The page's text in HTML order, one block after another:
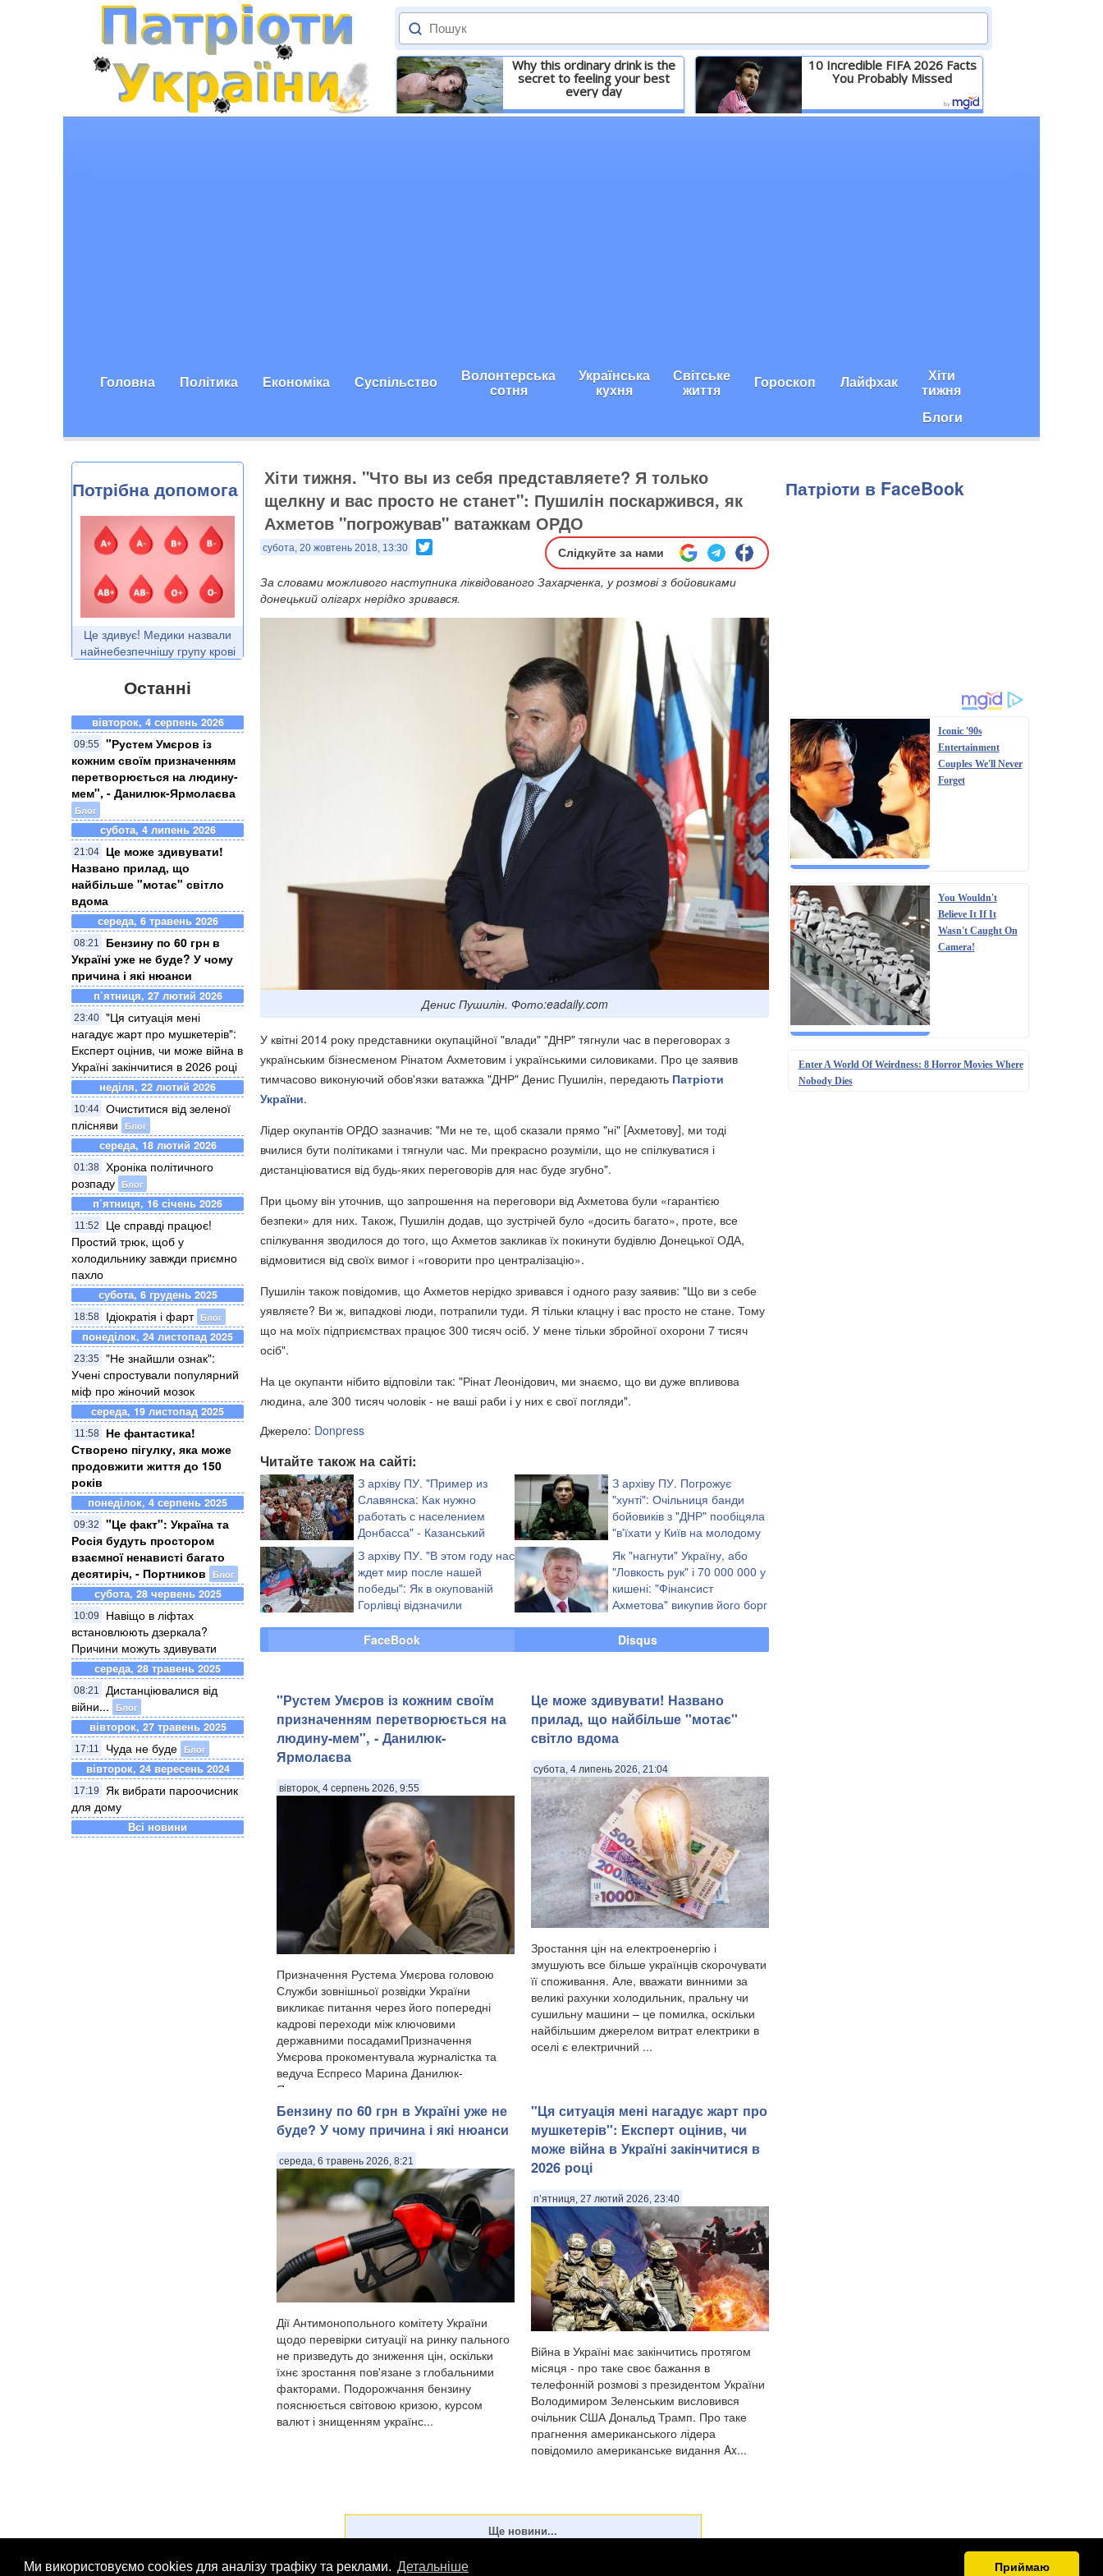
Ми використовуємо cookies для аналізу трафіку та реклами. Детальніше Приймаю
Why this ordinary drink is the
secret to feeling your best
every day
Детальніше
10 Incredible FIFA 2026 Facts
You Probably Missed
Детальніше
Головна Політика Економіка Суспільство Волонтерська
сотня
Українська
кухня
Світське
життя Гороскоп Лайфхак Хіти
тижня
Блоги
Потрібна допомога
Це здивує! Медики назвали
найнебезпечнішу групу крові
Останні
вівторок, 4 серпень 2026
09:55
"Рустем Умєров із
кожним своїм призначенням
перетворюється на людину-
мем", - Данилюк-Ярмолаєва
Блог
субота, 4 липень 2026
21:04
Це може здивувати!
Названо прилад, що
найбільше "мотає" світло
вдома
середа, 6 травень 2026
08:21
Бензину по 60 грн в
Україні уже не буде? У чому
причина і які нюанси
п’ятниця, 27 лютий 2026
23:40 "Ця ситуація мені
нагадує жарт про мушкетерів":
Експерт оцінив, чи може війна в
Україні закінчитися в 2026 році
неділя, 22 лютий 2026
10:44 Очиститися від зеленої
плісняви
Блог
середа, 18 лютий 2026
01:38 Хроніка політичного
розпаду Блог
п’ятниця, 16 січень 2026
11:52
Це справді працює!
Простий трюк, щоб у
холодильнику завжди приємно
пахло
субота, 6 грудень 2025
18:58 Ідіократія і фарт Блог
понеділок, 24 листопад 2025
23:35
"Не знайшли ознак":
Учені спростували популярний
міф про жіночий мозок
середа, 19 листопад 2025
11:58
Не фантастика!
Створено пігулку, яка може
продовжити життя до 150
років
понеділок, 4 серпень 2025
09:32
"Це факт": Україна та
Росія будуть простором
взаємної ненависті багато
десятиріч, - Портников
Блог
субота, 28 червень 2025
10:09
Навіщо в ліфтах
встановлюють дзеркала?
Причини можуть здивувати
середа, 28 травень 2025
08:21
Дистанціювалися від
війни...
Блог
вівторок, 27 травень 2025
17:11 Чуда не буде Блог
вівторок, 24 вересень 2024
17:19
Як вибрати пароочисник
для дому
Всі новини
Хіти тижня. "Что вы из себя представляете? Я только
щелкну и вас просто не станет": Пушилін поскаржився, як
Ахметов "погрожував" ватажкам ОРДО
субота, 20 жовтень 2018, 13:30 Слідкуйте за нами
За словами можливого наступника ліквідованого Захарченка, у розмові з бойовиками
донецький олігарх нерідко зривався.
Денис Пушилін. Фото:eadaily.com
У квітні 2014 року представники окупаційної "влади" "ДНР" тягнули час в переговорах з
українським бізнесменом Рінатом Ахметовим і українськими силовиками. Про це заявив
тимчасово виконуючий обов'язки ватажка "ДНР" Денис Пушилін, передають Патріоти
України.
Лідер окупантів ОРДО зазначив: "Ми не те, щоб сказали прямо "ні" [Ахметову], ми тоді
вчилися бути політиками і тягнули час. Ми прекрасно розуміли, що не спілкуватися і
дистанціюватися від будь-яких переговорів для нас буде згубно".
При цьому він уточнив, що запрошення на переговори від Ахметова були «гарантією
безпеки» для них. Також, Пушилін додав, що зустрічей було «досить багато», проте, все
спілкування зводилося до того, що Ахметов закликав їх покинути будівлю Донецької ОДА,
відмовитися від своїх вимог і «говорити про централізацію».
Пушилін також повідомив, що Ахметов нерідко зривався і одного разу заявив: "Що ви з себе
уявляєте? Ви ж, випадкові люди, потрапили туди. Я тільки клацну і вас просто не стане. Тому
що на моїх підприємствах працює 300 тисяч осіб. У мене тільки збройної охорони 7 тисяч
осіб".
На це окупанти нібито відповіли так: "Рінат Леонідович, ми знаємо, що ви дуже впливова
людина, але 300 тисяч чоловік - не ваші раби і у них є свої погляди".
Джерело: Donpress
Читайте також на сайті:
З архіву ПУ. "Пример из
Славянска: Как нужно
работать с населением
Донбасса" - Казанський
(відео)
З архіву ПУ. Погрожує
"хунті": Очільниця банди
бойовиків з "ДНР" пообіцяла
"в'їхати у Київ на молодому
жеребці"
З архіву ПУ. "В этом году нас
ждет мир после нашей
победы": Як в окупованій
Горлівці відзначили
Як "нагнути" Україну, або
"Ловкость рук" і 70 000 000 у
кишені: "Фінансист
Ахметова" викупив його борг
FaceBook
Disqus
"Рустем Умєров із кожним своїм
призначенням перетворюється на
людину-мем", - Данилюк-
Ярмолаєва
вівторок, 4 серпень 2026, 9:55
Призначення Рустема Умєрова головою
Служби зовнішньої розвідки України
викликає питання через його попередні
кадрові переходи між ключовими
державними посадамиПризначення
Умєрова прокоментувала журналістка та
ведуча Еспресо Марина Данилюк-
Ярмолаєва у п...
Це може здивувати! Названо
прилад, що найбільше "мотає"
світло вдома
субота, 4 липень 2026, 21:04
Зростання цін на електроенергію і
змушують все більше українців скорочувати
її споживання. Але, вважати винними за
великі рахунки холодильник, пральну чи
сушильну машини – це помилка, оскільки
найбільшим джерелом витрат електрики в
оселі є електричний ...
Бензину по 60 грн в Україні уже не
буде? У чому причина і які нюанси
середа, 6 травень 2026, 8:21
Дії Антимонопольного комітету України
щодо перевірки ситуації на ринку пального
не призведуть до зниження цін, оскільки
їхнє зростання пов'язане з глобальними
факторами. Подорожчання бензину
пояснюється світовою кризою, курсом
валют і знищенням українс...
"Ця ситуація мені нагадує жарт про
мушкетерів": Експерт оцінив, чи
може війна в Україні закінчитися в
2026 році
п’ятниця, 27 лютий 2026, 23:40
Війна в Україні має закінчитись протягом
місяця - про таке своє бажання в
телефонній розмові з президентом України
Володимиром Зеленським висловився
очільник США Дональд Трамп. Про таке
прагнення американського лідера
повідомило американське видання Ax...
Патріоти в FaceBook
Iconic '90s
Entertainment
Couples We'll Never
Forget
You Wouldn't
Believe It If It
Wasn't Caught On
Camera!
Enter A World Of Weirdness: 8 Horror Movies Where
Nobody Dies